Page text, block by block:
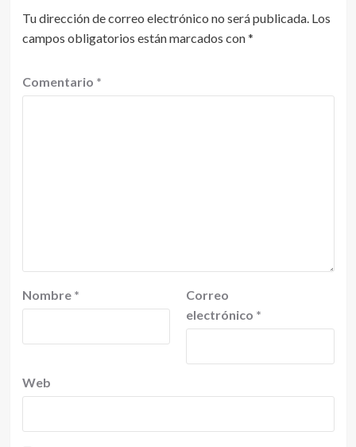
Tu dirección de correo electrónico no será publicada. Los
campos obligatorios están marcados con*
Comentario *
Nombre *
Correo
electrónico *
Web